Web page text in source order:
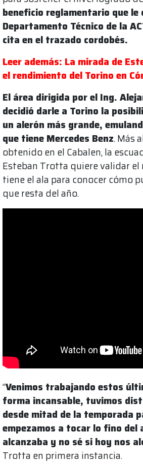
beneficio reglamentario que le
Departamento Técnico de la
cita en el trazado cordobés.
Leer además: La mirada de
el rendimiento del Torino en
El área dirigida por el Ing.
decidió darle a Torino la
un alerón más grande,
que tiene Mercedes Benz. Más
obtenido en el Cabalen, la
Esteban Trotta quiere validar
tiene el ala para conocer cómo
que resta del año.
“Venimos trabajando estos
forma incansable, tuvimos
desde mitad de la temporada
empezamos a tocar lo fino del
alcanzaba y no sé si hoy nos
Trotta en primera instancia.